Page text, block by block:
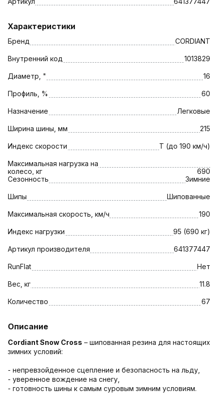
Характеристики
Бренд CORDIANT
Внутренний код 1013829
Диаметр, " 16
Профиль, % 60
Назначение Легковые
Ширина шины, мм 215
Индекс скорости T (до 190 км/ч)
Максимальная нагрузка на
колесо, кг
690
Сезонность
Зимние
Шипы Шипованные
Максимальная скорость, км/ч 190
Индекс нагрузки 95 (690 кг)
Артикул производителя 641377447
RunFlat Нет
Вес, кг 11.8
Количество 67
Описание
Cordiant Snow Cross – шипованная резина для настоящих
зимних условий:
- непревзойденное сцепление и безопасность на льду,
- уверенное вождение на снегу,
- готовность шины к самым суровым зимним условиям.